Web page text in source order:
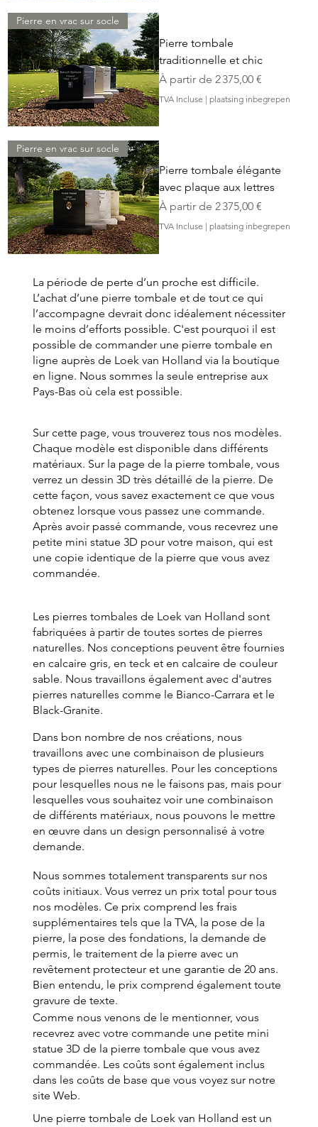
Pierre en vrac sur socle
Pierre tombale
traditionnelle et chic
À partir de 2 375,00 €
Prix promotionnel
TVA Incluse | plaatsing inbegrepen
Pierre en vrac sur socle
Pierre tombale élégante
avec plaque aux lettres
À partir de 2 375,00 €
Prix promotionnel
TVA Incluse | plaatsing inbegrepen
La période de perte d’un proche est difficile.
L’achat d’une pierre tombale et de tout ce qui
l’accompagne devrait donc idéalement nécessiter
le moins d’efforts possible. C'est pourquoi il est
possible de commander une pierre tombale en
ligne auprès de Loek van Holland via la boutique
en ligne. Nous sommes la seule entreprise aux
Pays-Bas où cela est possible.
Sur cette page, vous trouverez tous nos modèles.
Chaque modèle est disponible dans différents
matériaux. Sur la page de la pierre tombale, vous
verrez un dessin 3D très détaillé de la pierre. De
cette façon, vous savez exactement ce que vous
obtenez lorsque vous passez une commande.
Après avoir passé commande, vous recevrez une
petite mini statue 3D pour votre maison, qui est
une copie identique de la pierre que vous avez
commandée.
Les pierres tombales de Loek van Holland sont
fabriquées à partir de toutes sortes de pierres
naturelles. Nos conceptions peuvent être fournies
en calcaire gris, en teck et en calcaire de couleur
sable. Nous travaillons également avec d'autres
pierres naturelles comme le Bianco-Carrara et le
Black-Granite.
Dans bon nombre de nos créations, nous
travaillons avec une combinaison de plusieurs
types de pierres naturelles. Pour les conceptions
pour lesquelles nous ne le faisons pas, mais pour
lesquelles vous souhaitez voir une combinaison
de différents matériaux, nous pouvons le mettre
en œuvre dans un design personnalisé à votre
demande.
Nous sommes totalement transparents sur nos
coûts initiaux. Vous verrez un prix total pour tous
nos modèles. Ce prix comprend les frais
supplémentaires tels que la TVA, la pose de la
pierre, la pose des fondations, la demande de
permis, le traitement de la pierre avec un
revêtement protecteur et une garantie de 20 ans.
Bien entendu, le prix comprend également toute
gravure de texte.
Comme nous venons de le mentionner, vous
recevrez avec votre commande une petite mini
statue 3D de la pierre tombale que vous avez
commandée. Les coûts sont également inclus
dans les coûts de base que vous voyez sur notre
site Web.
Une pierre tombale de Loek van Holland est un